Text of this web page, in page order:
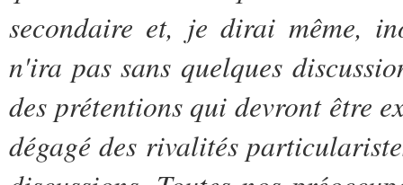
secondaire et, je dirai même,
n'ira pas sans quelques
des prétentions qui devront être
dégagé des rivalités